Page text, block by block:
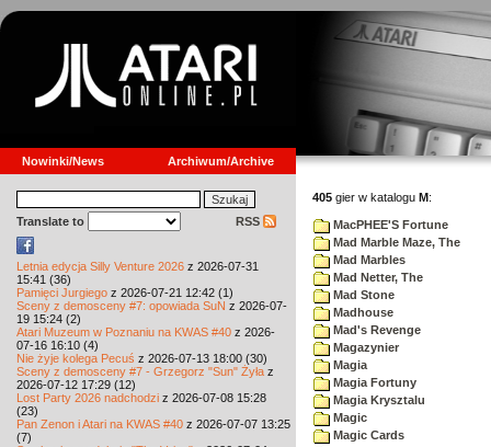
Nowinki/News Archiwum/Archive
Translate to RSS
Letnia edycja Silly Venture 2026 z 2026-07-31
15:41 (36)
Pamięci Jurgiego z 2026-07-21 12:42 (1)
Sceny z demosceny #7: opowiada SuN z 2026-07-
19 15:24 (2)
Atari Muzeum w Poznaniu na KWAS #40 z 2026-
07-16 16:10 (4)
Nie żyje kolega Pecuś z 2026-07-13 18:00 (30)
Sceny z demosceny #7 - Grzegorz "Sun" Żyła z
2026-07-12 17:29 (12)
Lost Party 2026 nadchodzi z 2026-07-08 15:28
(23)
Pan Zenon i Atari na KWAS #40 z 2026-07-07 13:25
(7)
405 gier w katalogu M:
MacPHEE'S Fortune
Mad Marble Maze, The
Mad Marbles
Mad Netter, The
Mad Stone
Madhouse
Mad's Revenge
Magazynier
Magia
Magia Fortuny
Magia Krysztalu
Magic
Magic Cards